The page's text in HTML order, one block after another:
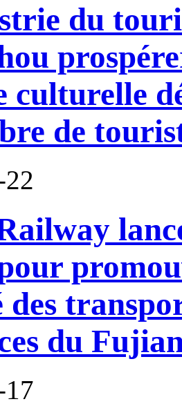
du
culturelle
de
des
du